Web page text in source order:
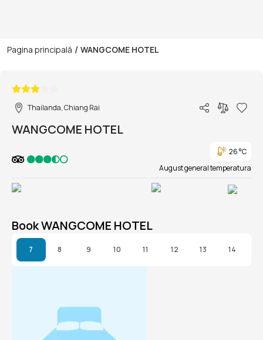
Pagina principală / WANGCOME HOTEL
Thailanda, Chiang Rai
WANGCOME HOTEL
26 °C
August general temperatura
Book WANGCOME HOTEL
7 8 9 10 11 12 13 14